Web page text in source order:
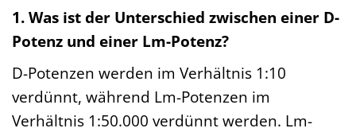
1. Was ist der Unterschied zwischen einer D-
Potenz und einer Lm-Potenz?
D-Potenzen werden im Verhältnis 1:10
verdünnt, während Lm-Potenzen im
Verhältnis 1:50.000 verdünnt werden. Lm-